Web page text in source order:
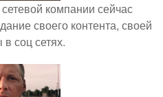
компании сейчас
своего контента, своей
соц сетях.